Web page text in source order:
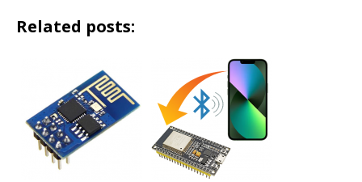
Related posts: